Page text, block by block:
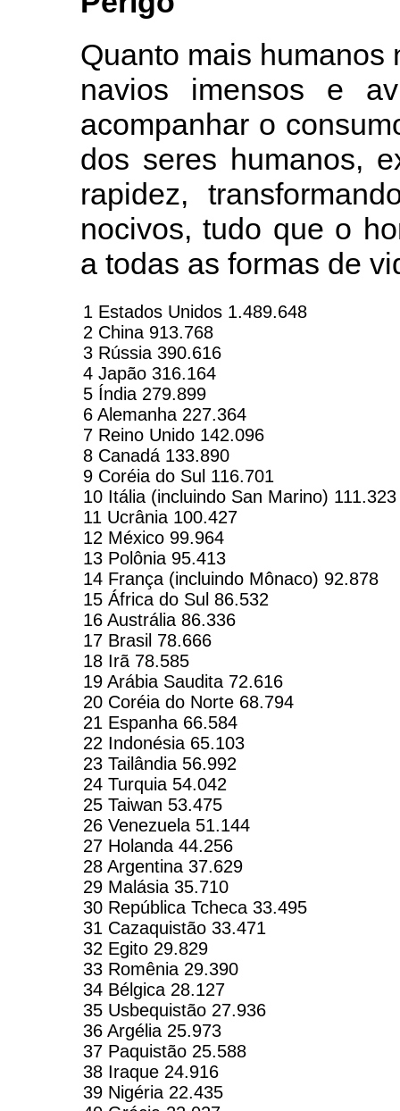
Quanto mais humanos
navios imensos e
acompanhar o
dos seres humanos,
rapidez,
nocivos, tudo que o
a todas as formas de
1 Estados Unidos 1.489.648
2 China 913.768
3 Rússia 390.616
4 Japão 316.164
5 Índia 279.899
6 Alemanha 227.364
7 Reino Unido 142.096
8 Canadá 133.890
9 Coréia do Sul 116.701
10 Itália (incluindo San Marino) 111.323
11 Ucrânia 100.427
12 México 99.964
13 Polônia 95.413
14 França (incluindo Mônaco) 92.878
15 África do Sul 86.532
16 Austrália 86.336
17 Brasil 78.666
18 Irã 78.585
19 Arábia Saudita 72.616
20 Coréia do Norte 68.794
21 Espanha 66.584
22 Indonésia 65.103
23 Tailândia 56.992
24 Turquia 54.042
25 Taiwan 53.475
26 Venezuela 51.144
27 Holanda 44.256
28 Argentina 37.629
29 Malásia 35.710
30 República Tcheca 33.495
31 Cazaquistão 33.471
32 Egito 29.829
33 Romênia 29.390
34 Bélgica 28.127
35 Usbequistão 27.936
36 Argélia 25.973
37 Paquistão 25.588
38 Iraque 24.916
39 Nigéria 22.435